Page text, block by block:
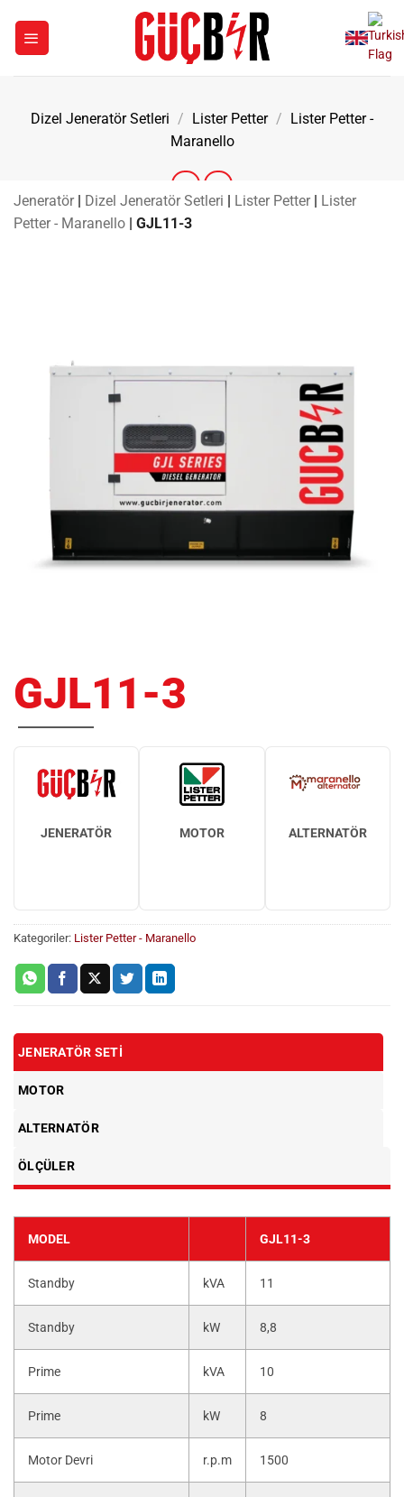
Dizel Jeneratör Setleri / Lister Petter / Lister Petter -
Maranello
Jeneratör | Dizel Jeneratör Setleri | Lister Petter | Lister
Petter - Maranello | GJL11-3
GJL11-3
JENERATÖR MOTOR ALTERNATÖR
Kategoriler: Lister Petter - Maranello
JENERATÖR SETI
MOTOR
ALTERNATÖR
ÖLÇÜLER
MODEL GJL11-3
Standby kVA 11
Standby kW 8,8
Prime kVA 10
Prime kW 8
Motor Devri r.p.m 1500